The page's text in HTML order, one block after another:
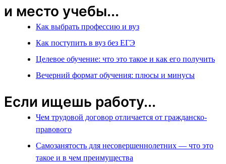
и место учебы...
Как выбрать профессию и вуз
Как поступить в вуз без ЕГЭ
Целевое обучение: что это такое и как его получить
Вечерний формат обучения: плюсы и минусы
Если ищешь работу...
Чем трудовой договор отличается от гражданско-
правового
Самозанятость для несовершеннолетних — что это
такое и в чем преимущества